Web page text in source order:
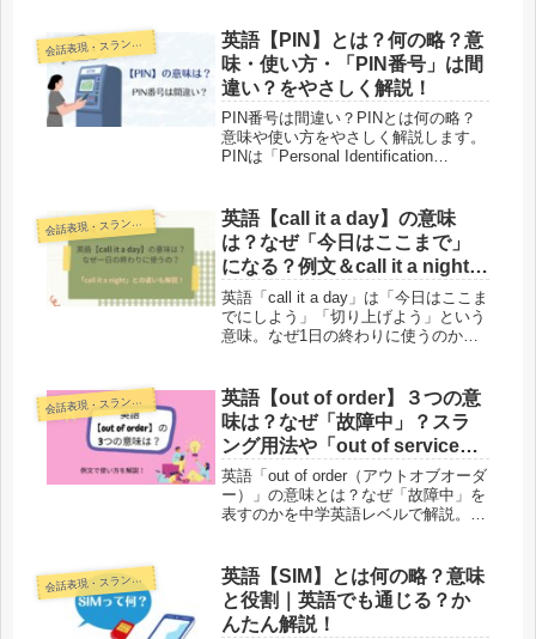
しまい不思議ですよね。実際には「無
事に」「安全に」な...
会話表現・スラング・ことわざ
英語【PIN】とは？何の略？意
味・使い方・「PIN番号」は間
違い？をやさしく解説！
PIN番号は間違い？PINとは何の略？
意味や使い方をやさしく解説します。
PINは「Personal Identification
つきで紹介します。
会話表現・スラング・ことわざ
英語【call it a day】の意味
は？なぜ「今日はここまで」
になる？例文＆call it a nightと
の違い
英語「call it a day」は「今日はここま
でにしよう」「切り上げよう」という
意味。なぜ1日の終わりに使うのかを
換え表現も紹介。
会話表現・スラング・ことわざ
英語【out of order】３つの意
味は？なぜ「故障中」？スラ
ング用法や「out of service」
との違いも解説
英語「out of order（アウトオブオーダ
ー）」の意味とは？なぜ「故障中」を
表すのかを中学英語レベルで解説。ス
明します。
会話表現・スラング・ことわざ
英語【SIM】とは何の略？意味
と役割｜英語でも通じる？か
んたん解説！